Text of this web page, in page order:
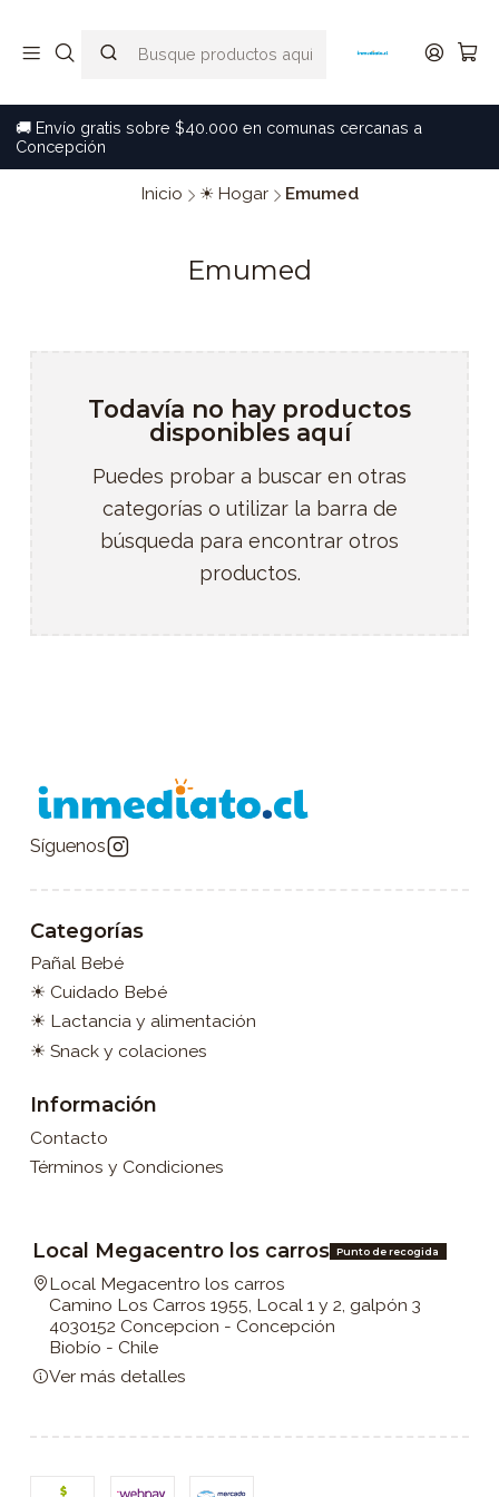
🚚 Envío gratis sobre $40.000 en comunas cercanas a
Concepción
Inicio ☀ Hogar Emumed
Emumed
Todavía no hay productos
disponibles aquí
Puedes probar a buscar en otras
categorías o utilizar la barra de
búsqueda para encontrar otros
productos.
Síguenos
Categorías
Pañal Bebé
☀ Cuidado Bebé
☀ Lactancia y alimentación
☀ Snack y colaciones
Información
Contacto
Términos y Condiciones
Local Megacentro los carros Punto de recogida
Local Megacentro los carros
Camino Los Carros 1955, Local 1 y 2, galpón 3
4030152 Concepcion - Concepción
Biobío - Chile
Ver más detalles